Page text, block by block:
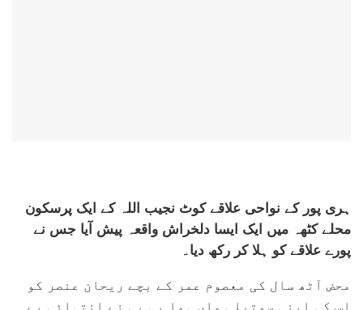
ہری پور کے نواحی علاقے کوٹ نجیب اللہ کے ایک پرسکون
محلے کٹھہ میں ایک ایسا دلخراش واقعہ پیش آیا جس نے
پورے علاقے کو ہلا کر رکھ دیا۔
محض آٹھ سال کی معصوم عمر کے بچے ریحان عنصر کو
اس کی اپنی سوتیلی ماں ہما بی بی نے انتہائی بے